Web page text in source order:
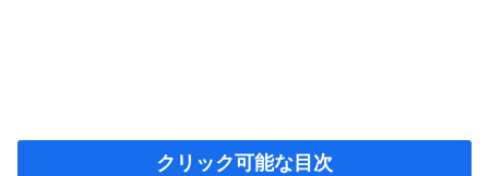
クリック可能な目次